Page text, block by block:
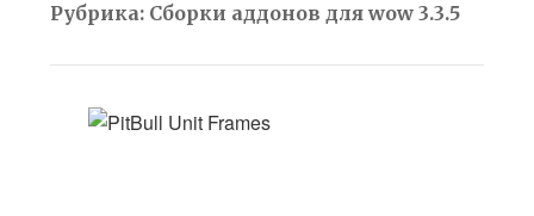
Рубрика: Сборки аддонов для wow 3.3.5